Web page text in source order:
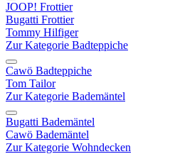
JOOP! Frottier
Bugatti Frottier
Tommy Hilfiger
Zur Kategorie Badteppiche
Cawö Badteppiche
Tom Tailor
Zur Kategorie Bademäntel
Bugatti Bademäntel
Cawö Bademäntel
Zur Kategorie Wohndecken